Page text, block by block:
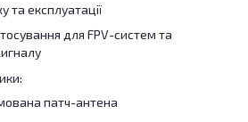
та експлуатації
для FPV-систем та
патч-антена